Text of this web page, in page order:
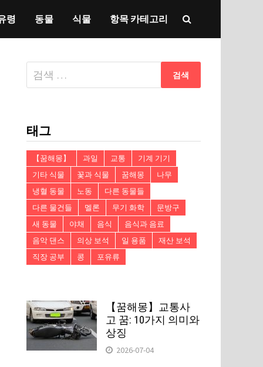
령 동물 식물 항목 카테고리
다
음
태그
【꿈해몽】 과일 교통
기계 기기
기타 식물
꽃과 식물 꿈해몽
나무
냉혈 동물
노동
다른 동물들
다른 물건들
멜론 무기 화학
문방구
새 동물
야채 음식
음식과 음료
음악 댄스
의상 보석 일 용품
재산 보석
직장 공부
콩 포유류
【꿈해몽】교통사
고 꿈: 10가지 의미와
상징
2026-07-04